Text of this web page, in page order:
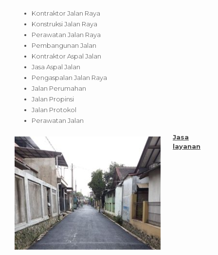
Kontraktor Jalan Raya
Konstruksi Jalan Raya
Perawatan Jalan Raya
Pembangunan Jalan
Kontraktor Aspal Jalan
Jasa Aspal Jalan
Pengaspalan Jalan Raya
Jalan Perumahan
Jalan Propinsi
Jalan Protokol
Perawatan Jalan
Jasa
layanan